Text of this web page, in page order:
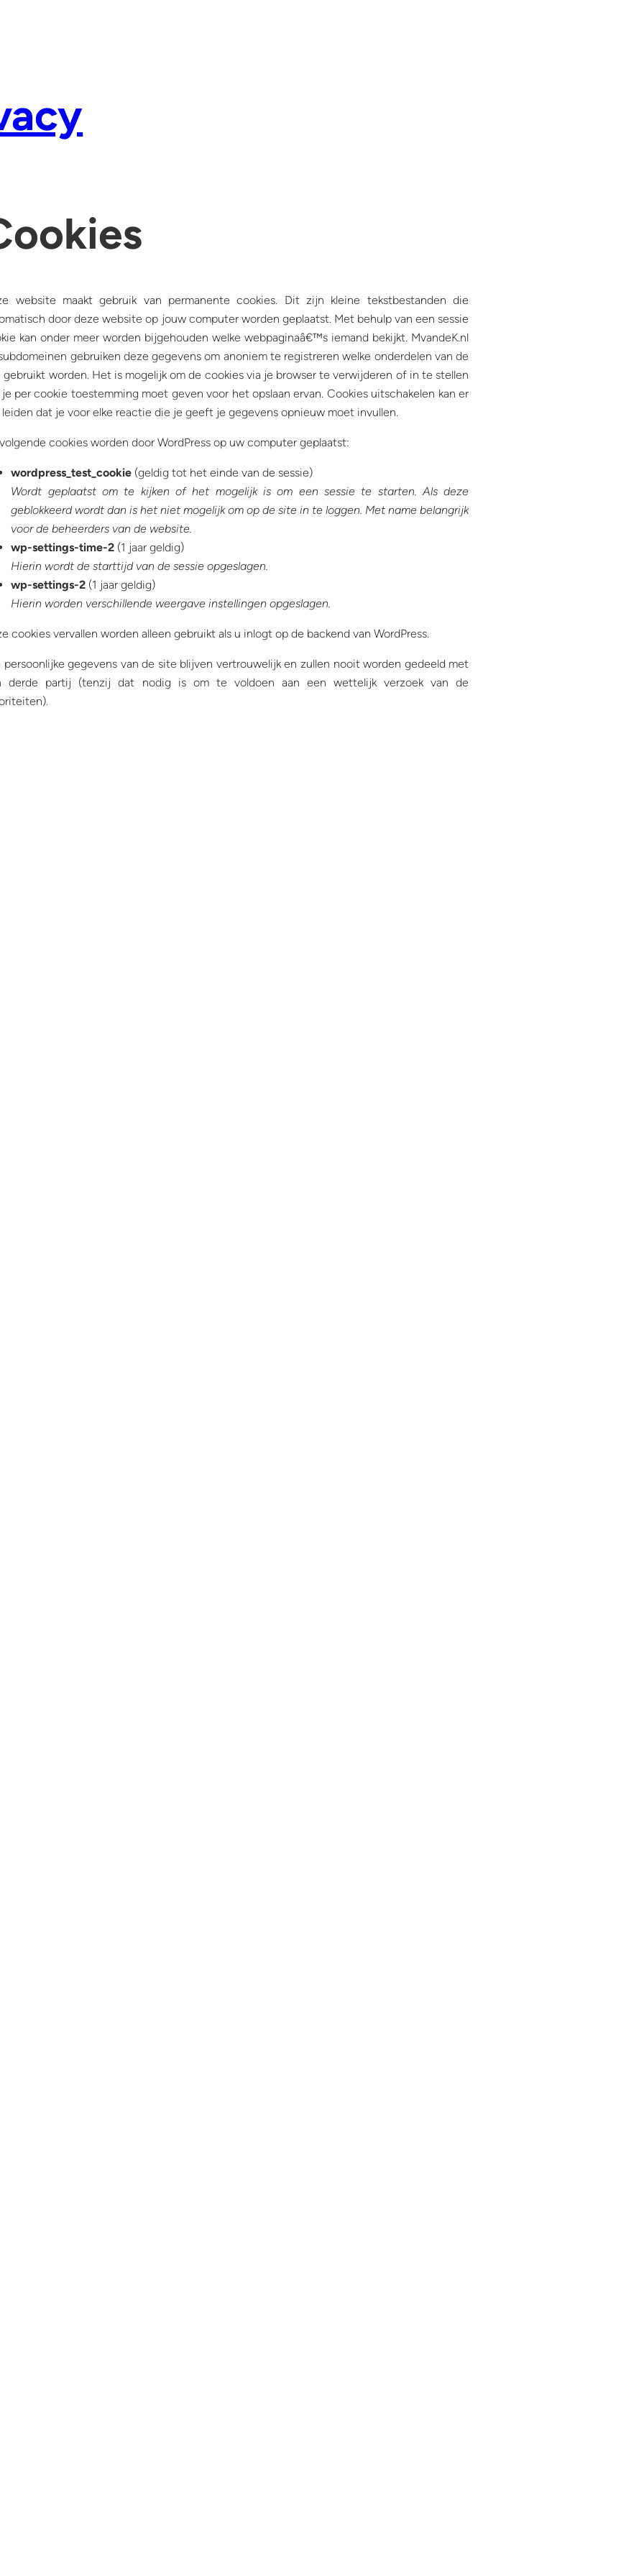
website maakt gebruik van permanente cookies. Dit zijn kleine tekstbestanden die
door deze website op jouw computer worden geplaatst. Met behulp van een sessie
kan onder meer worden bijgehouden welke webpaginaâ€™s iemand bekijkt. MvandeK.nl
gebruiken deze gegevens om anoniem te registreren welke onderdelen van de
gebruikt worden. Het is mogelijk om de cookies via je browser te verwijderen of in te stellen
per cookie toestemming moet geven voor het opslaan ervan. Cookies uitschakelen kan er
dat je voor elke reactie die je geeft je gegevens opnieuw moet invullen.
cookies worden door WordPress op uw computer geplaatst:
wordpress_test_cookie (geldig tot het einde van de sessie)
Wordt geplaatst om te kijken of het mogelijk is om een sessie te starten. Als deze
geblokkeerd wordt dan is het niet mogelijk om op de site in te loggen. Met name belangrijk
voor de beheerders van de website.
wp-settings-time-2 (1 jaar geldig)
Hierin wordt de starttijd van de sessie opgeslagen.
wp-settings-2 (1 jaar geldig)
Hierin worden verschillende weergave instellingen opgeslagen.
cookies vervallen worden alleen gebruikt als u inlogt op de backend van WordPress.
persoonlijke gegevens van de site blijven vertrouwelijk en zullen nooit worden gedeeld met
derde partij (tenzij dat nodig is om te voldoen aan een wettelijk verzoek van de